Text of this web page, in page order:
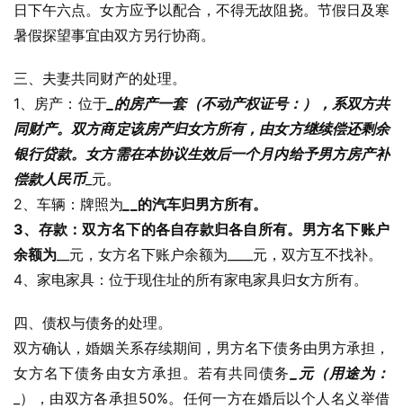
日下午六点。女方应予以配合，不得无故阻挠。节假日及寒
暑假探望事宜由双方另行协商。
三、夫妻共同财产的处理。
1、房产：位于_ 的房产一套（不动产权证号： ），系双方共
同财产。双方商定该房产归女方所有，由女方继续偿还剩余
银行贷款。女方需在本协议生效后一个月内给予男方房产补
偿款人民币_元。
2、车辆：牌照为
_的汽车归男方所有。
3、存款：双方名下的各自存款归各自所有。男方名下账户
余额为 __元，女方名下账户余额为____元，双方互不找补。
4、家电家具：位于现住址的所有家电家具归女方所有。
四、债权与债务的处理。
双方确认，婚姻关系存续期间，男方名下债务由男方承担，
女方名下债务由女方承担。若有共同债务
_元（用途为：
_），由双方各承担50%。任何一方在婚后以个人名义举借